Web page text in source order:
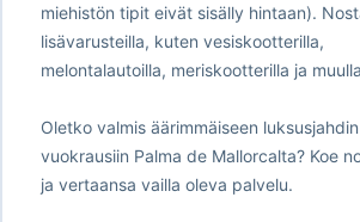
miehistön tipit eivät sisälly hintaan).
lisävarusteilla, kuten vesiskootterilla,
melontalautoilla, meriskootterilla ja
Oletko valmis äärimmäiseen
vuokrausiin Palma de Mallorcalta? Koe
ja vertaansa vailla oleva palvelu.